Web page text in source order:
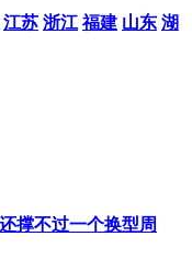
江苏 浙江 福建 山东 湖
撑不过一个换型周